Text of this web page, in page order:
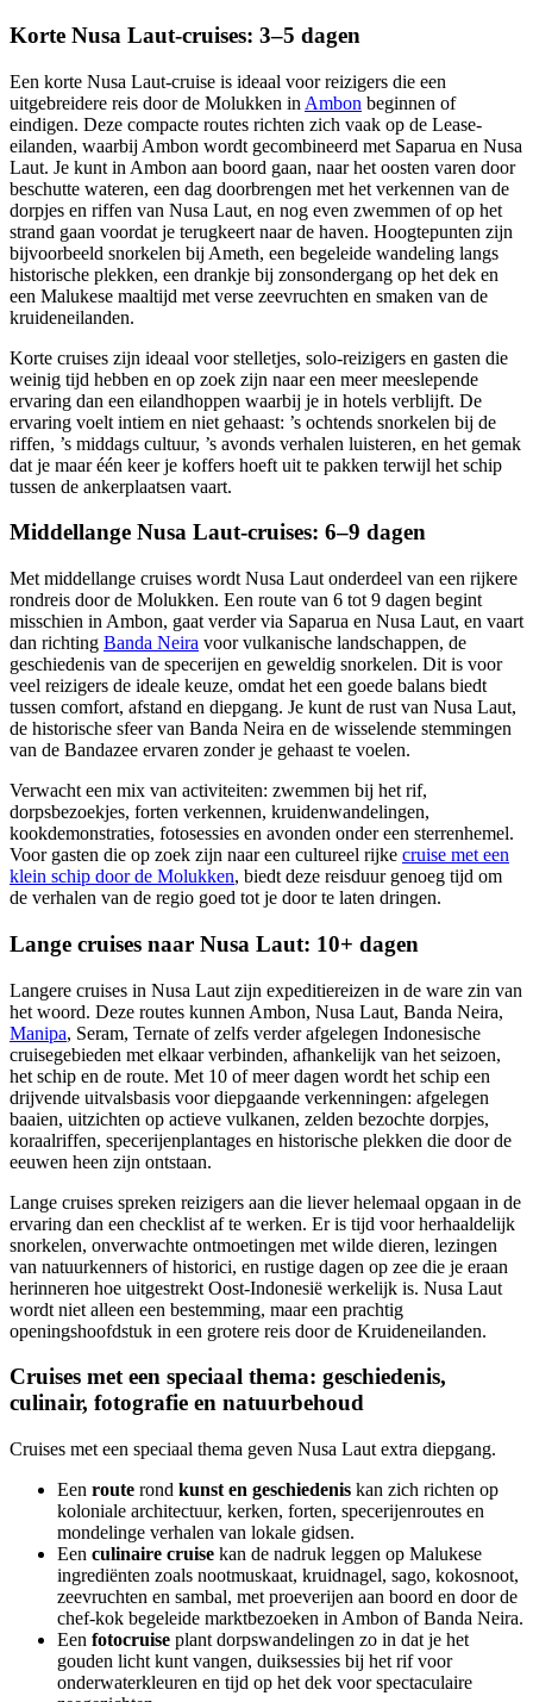
Korte Nusa Laut-cruises: 3–5 dagen
Een korte Nusa Laut-cruise is ideaal voor reizigers die een
uitgebreidere reis door de Molukken in Ambon beginnen of
eindigen. Deze compacte routes richten zich vaak op de Lease-
eilanden, waarbij Ambon wordt gecombineerd met Saparua en Nusa
Laut. Je kunt in Ambon aan boord gaan, naar het oosten varen door
beschutte wateren, een dag doorbrengen met het verkennen van de
dorpjes en riffen van Nusa Laut, en nog even zwemmen of op het
strand gaan voordat je terugkeert naar de haven. Hoogtepunten zijn
bijvoorbeeld snorkelen bij Ameth, een begeleide wandeling langs
historische plekken, een drankje bij zonsondergang op het dek en
een Malukese maaltijd met verse zeevruchten en smaken van de
kruideneilanden.
Korte cruises zijn ideaal voor stelletjes, solo-reizigers en gasten die
weinig tijd hebben en op zoek zijn naar een meer meeslepende
ervaring dan een eilandhoppen waarbij je in hotels verblijft. De
ervaring voelt intiem en niet gehaast: ’s ochtends snorkelen bij de
riffen, ’s middags cultuur, ’s avonds verhalen luisteren, en het gemak
dat je maar één keer je koffers hoeft uit te pakken terwijl het schip
tussen de ankerplaatsen vaart.
Middellange Nusa Laut-cruises: 6–9 dagen
Met middellange cruises wordt Nusa Laut onderdeel van een rijkere
rondreis door de Molukken. Een route van 6 tot 9 dagen begint
misschien in Ambon, gaat verder via Saparua en Nusa Laut, en vaart
dan richting Banda Neira voor vulkanische landschappen, de
geschiedenis van de specerijen en geweldig snorkelen. Dit is voor
veel reizigers de ideale keuze, omdat het een goede balans biedt
tussen comfort, afstand en diepgang. Je kunt de rust van Nusa Laut,
de historische sfeer van Banda Neira en de wisselende stemmingen
van de Bandazee ervaren zonder je gehaast te voelen.
Verwacht een mix van activiteiten: zwemmen bij het rif,
dorpsbezoekjes, forten verkennen, kruidenwandelingen,
kookdemonstraties, fotosessies en avonden onder een sterrenhemel.
Voor gasten die op zoek zijn naar een cultureel rijke cruise met een
klein schip door de Molukken, biedt deze reisduur genoeg tijd om
de verhalen van de regio goed tot je door te laten dringen.
Lange cruises naar Nusa Laut: 10+ dagen
Langere cruises in Nusa Laut zijn expeditiereizen in de ware zin van
het woord. Deze routes kunnen Ambon, Nusa Laut, Banda Neira,
Manipa, Seram, Ternate of zelfs verder afgelegen Indonesische
cruisegebieden met elkaar verbinden, afhankelijk van het seizoen,
het schip en de route. Met 10 of meer dagen wordt het schip een
drijvende uitvalsbasis voor diepgaande verkenningen: afgelegen
baaien, uitzichten op actieve vulkanen, zelden bezochte dorpjes,
koraalriffen, specerijenplantages en historische plekken die door de
eeuwen heen zijn ontstaan.
Lange cruises spreken reizigers aan die liever helemaal opgaan in de
ervaring dan een checklist af te werken. Er is tijd voor herhaaldelijk
snorkelen, onverwachte ontmoetingen met wilde dieren, lezingen
van natuurkenners of historici, en rustige dagen op zee die je eraan
herinneren hoe uitgestrekt Oost-Indonesië werkelijk is. Nusa Laut
wordt niet alleen een bestemming, maar een prachtig
openingshoofdstuk in een grotere reis door de Kruideneilanden.
Cruises met een speciaal thema: geschiedenis,
culinair, fotografie en natuurbehoud
Cruises met een speciaal thema geven Nusa Laut extra diepgang.
Een route rond kunst en geschiedenis kan zich richten op
koloniale architectuur, kerken, forten, specerijenroutes en
mondelinge verhalen van lokale gidsen.
Een culinaire cruise kan de nadruk leggen op Malukese
ingrediënten zoals nootmuskaat, kruidnagel, sago, kokosnoot,
zeevruchten en sambal, met proeverijen aan boord en door de
chef-kok begeleide marktbezoeken in Ambon of Banda Neira.
Een fotocruise plant dorpswandelingen zo in dat je het
gouden licht kunt vangen, duiksessies bij het rif voor
onderwaterkleuren en tijd op het dek voor spectaculaire